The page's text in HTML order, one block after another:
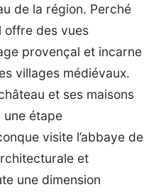
de la région. Perché
offre des vues
provençal et incarne
villages médiévaux.
et ses maisons
une étape
visite l’abbaye de
et
une dimension